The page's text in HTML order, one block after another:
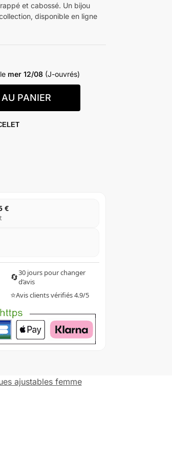
et cabossé. Un bijou
disponible en ligne
mer 12/08 (J-ouvrés)
PANIER
€
🔄30 jours pour changer
d’avis
⭐Avis clients vérifiés 4.9/5
ajustables femme